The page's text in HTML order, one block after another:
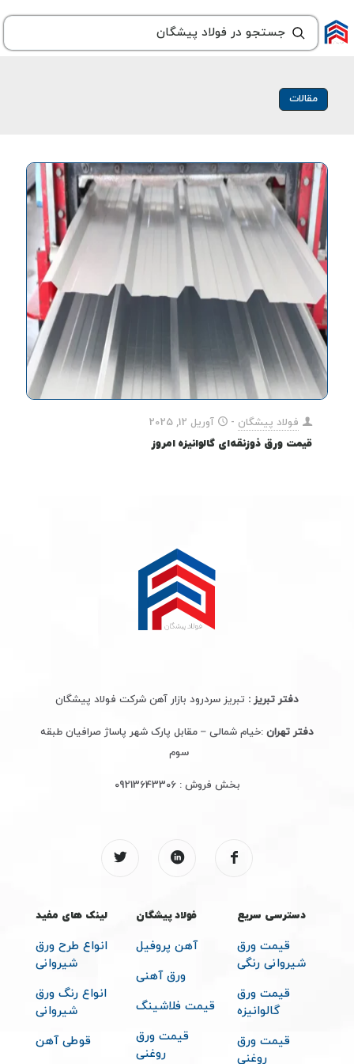
مقالات
فولاد پیشگان -
آوریل 12, 2025
قیمت ورق ذوزنقه‌ای گالوانیزه امروز
دفتر تبریز : تبریز سردرود بازار آهن شرکت فولاد پیشگان
دفتر تهران :خیام شمالی – مقابل پارک شهر پاساژ صرافیان طبقه
سوم
بخش فروش :09213643306
دسترسی سریع
قیمت ورق
شیروانی رنگی
قیمت ورق
گالوانیزه
قیمت ورق
روغنی
فولاد پیشگان
آهن پروفیل
ورق آهنی
قیمت فلاشینگ
قیمت ورق
روغنی
لینک های مفید
انواع طرح ورق
شیروانی
انواع رنگ ورق
شیروانی
قوطی آهن